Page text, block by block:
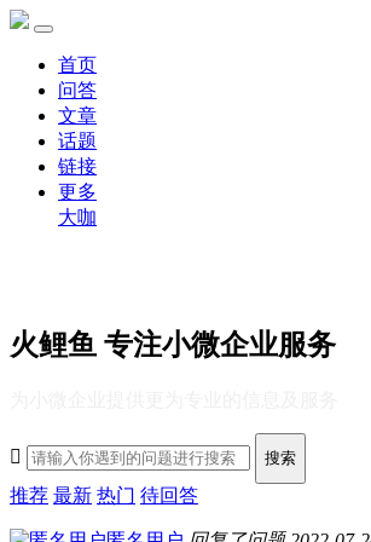
首页
问答
文章
话题
链接
更多
大咖
火鲤鱼 专注小微企业服务
 搜索
推荐 最新 热门 待回答